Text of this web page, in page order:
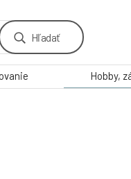
Hľadať
Hobby,